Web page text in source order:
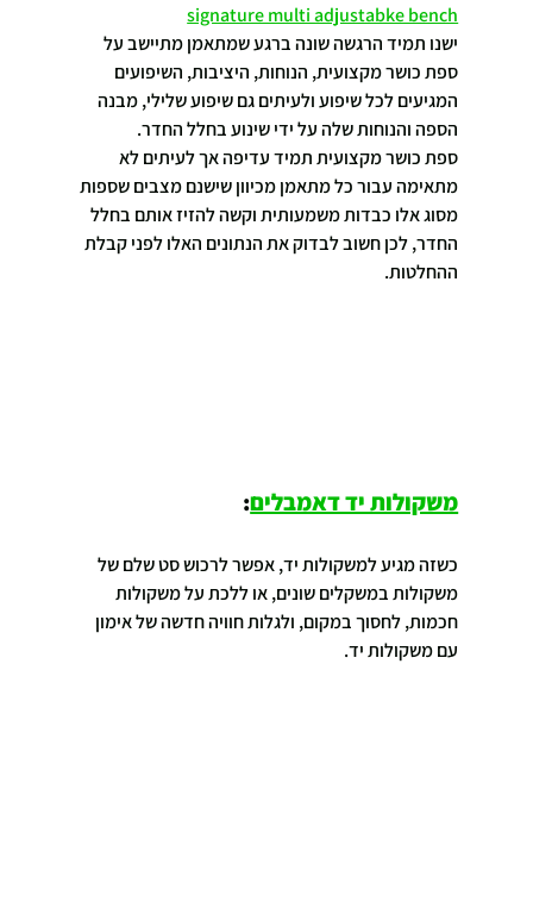
signature multi adjustabke bench
ישנו תמיד הרגשה שונה ברגע שמתאמן מתיישב על
ספת כושר מקצועית, הנוחות, היציבות, השיפועים
המגיעים לכל שיפוע ולעיתים גם שיפוע שלילי, מבנה
הספה והנוחות שלה על ידי שינוע בחלל החדר.
ספת כושר מקצועית תמיד עדיפה אך לעיתים לא
מתאימה עבור כל מתאמן מכיוון שישנם מצבים שספות
מסוג אלו כבדות משמעותית וקשה להזיז אותם בחלל
החדר, לכן חשוב לבדוק את הנתונים האלו לפני קבלת
ההחלטות.
משקולות יד דאמבלים:
כשזה מגיע למשקולות יד, אפשר לרכוש סט שלם של
משקולות במשקלים שונים, או ללכת על משקולות
חכמות, לחסוך במקום, ולגלות חוויה חדשה של אימון
עם משקולות יד.